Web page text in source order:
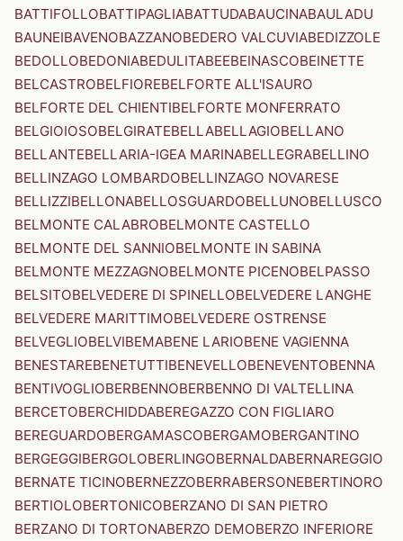
BATTIFOLLOBATTIPAGLIABATTUDABAUCINABAULADU
BAUNEIBAVENOBAZZANOBEDERO VALCUVIABEDIZZOLE
BEDOLLOBEDONIABEDULITABEEBEINASCOBEINETTE
BELCASTROBELFIOREBELFORTE ALL'ISAURO
BELFORTE DEL CHIENTIBELFORTE MONFERRATO
BELGIOIOSOBELGIRATEBELLABELLAGIOBELLANO
BELLANTEBELLARIA-IGEA MARINABELLEGRABELLINO
BELLINZAGO LOMBARDOBELLINZAGO NOVARESE
BELLIZZIBELLONABELLOSGUARDOBELLUNOBELLUSCO
BELMONTE CALABROBELMONTE CASTELLO
BELMONTE DEL SANNIOBELMONTE IN SABINA
BELMONTE MEZZAGNOBELMONTE PICENOBELPASSO
BELSITOBELVEDERE DI SPINELLOBELVEDERE LANGHE
BELVEDERE MARITTIMOBELVEDERE OSTRENSE
BELVEGLIOBELVIBEMABENE LARIOBENE VAGIENNA
BENESTAREBENETUTTIBENEVELLOBENEVENTOBENNA
BENTIVOGLIOBERBENNOBERBENNO DI VALTELLINA
BERCETOBERCHIDDABEREGAZZO CON FIGLIARO
BEREGUARDOBERGAMASCOBERGAMOBERGANTINO
BERGEGGIBERGOLOBERLINGOBERNALDABERNAREGGIO
BERNATE TICINOBERNEZZOBERRABERSONEBERTINORO
BERTIOLOBERTONICOBERZANO DI SAN PIETRO
BERZANO DI TORTONABERZO DEMOBERZO INFERIORE